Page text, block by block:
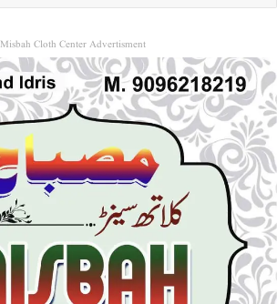
Misbah Cloth Center Advertisment